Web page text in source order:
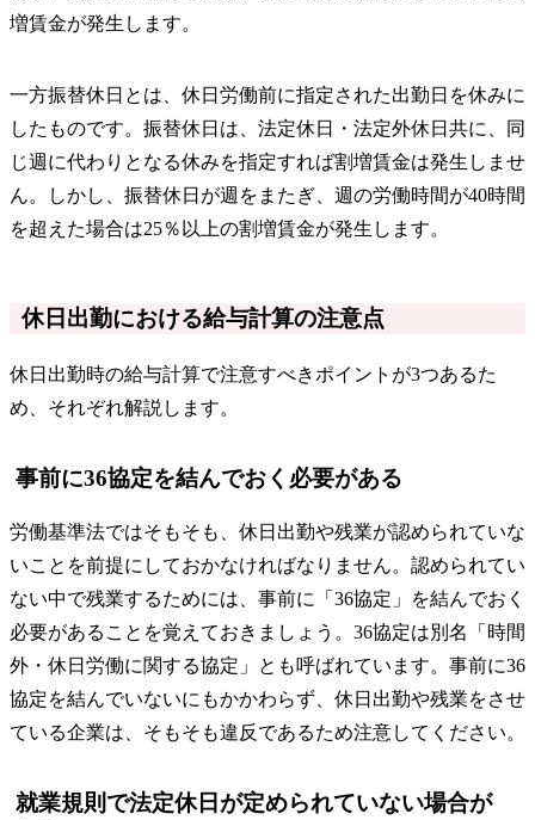
増賃金が発生します。
一方振替休日とは、休日労働前に指定された出勤日を休みに
したものです。振替休日は、法定休日・法定外休日共に、同
じ週に代わりとなる休みを指定すれば割増賃金は発生しませ
ん。しかし、振替休日が週をまたぎ、週の労働時間が40時間
を超えた場合は25％以上の割増賃金が発生します。
休日出勤における給与計算の注意点
休日出勤時の給与計算で注意すべきポイントが3つあるた
め、それぞれ解説します。
事前に36協定を結んでおく必要がある
労働基準法ではそもそも、休日出勤や残業が認められていな
いことを前提にしておかなければなりません。認められてい
ない中で残業するためには、事前に「36協定」を結んでおく
必要があることを覚えておきましょう。36協定は別名「時間
外・休日労働に関する協定」とも呼ばれています。事前に36
協定を結んでいないにもかかわらず、休日出勤や残業をさせ
ている企業は、そもそも違反であるため注意してください。
就業規則で法定休日が定められていない場合が